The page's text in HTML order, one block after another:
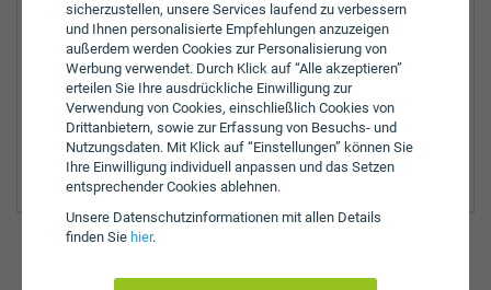
sicherzustellen, unsere Services laufend zu verbessern
und Ihnen personalisierte Empfehlungen anzuzeigen
außerdem werden Cookies zur Personalisierung von
Werbung verwendet. Durch Klick auf “Alle akzeptieren”
erteilen Sie Ihre ausdrückliche Einwilligung zur
Verwendung von Cookies, einschließlich Cookies von
Drittanbietern, sowie zur Erfassung von Besuchs- und
Nutzungsdaten. Mit Klick auf “Einstellungen” können Sie
Ihre Einwilligung individuell anpassen und das Setzen
entsprechender Cookies ablehnen.
Unsere Daten­schutz­informationen mit allen Details
finden Sie hier.
8:00 - 12:00 Uhr
8:00 - 12:00 Uhr
Zulassungsbezirke:
Feldkirchen
Klagenfurt
Klagenfurt Land
Sankt Veit an der Glan